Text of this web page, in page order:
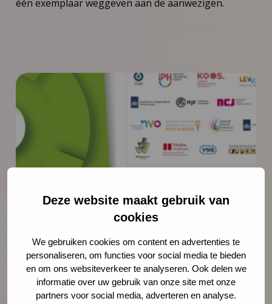
Deze website maakt gebruik van
cookies
We gebruiken cookies om content en advertenties te
personaliseren, om functies voor social media te bieden
en om ons websiteverkeer te analyseren. Ook delen we
informatie over uw gebruik van onze site met onze
partners voor social media, adverteren en analyse.
één exemplaar weggeven aan de aanwezigen.
Externe link
gezinnen
Hoe kunnen we kinderen het beste tot volle
bloei laten komen? Hoe kunnen we